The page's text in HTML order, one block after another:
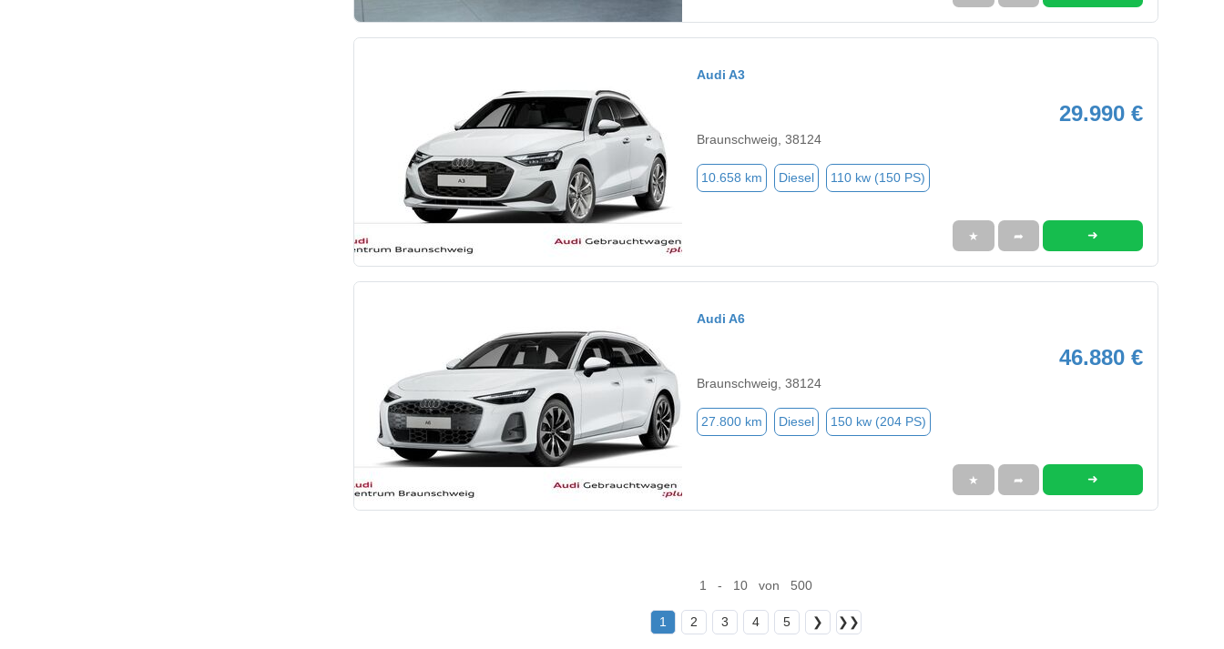
Audi A3
29.990 €
Braunschweig, 38124
10.658 km Diesel 110 kw (150 PS)
★ ➦ ➜
Audi A6
46.880 €
Braunschweig, 38124
27.800 km Diesel 150 kw (204 PS)
★ ➦ ➜
1 - 10 von 500
1 2 3 4 5 ❯ ❯❯